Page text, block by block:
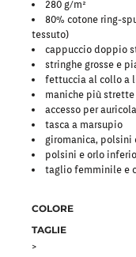
280 g/m²
80% cotone ring-
tessuto)
cappuccio doppio
stringhe grosse e
fettuccia al collo a
maniche più
accesso per
tasca a marsupio
giromanica, polsini
polsini e orlo
taglio femminile e
COLORE
TAGLIE
>